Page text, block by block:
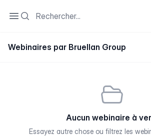
Open sidebar
Search
Webinaires par Bruellan Group
Aucun webinaire à
Essayez autre chose ou filtrez les